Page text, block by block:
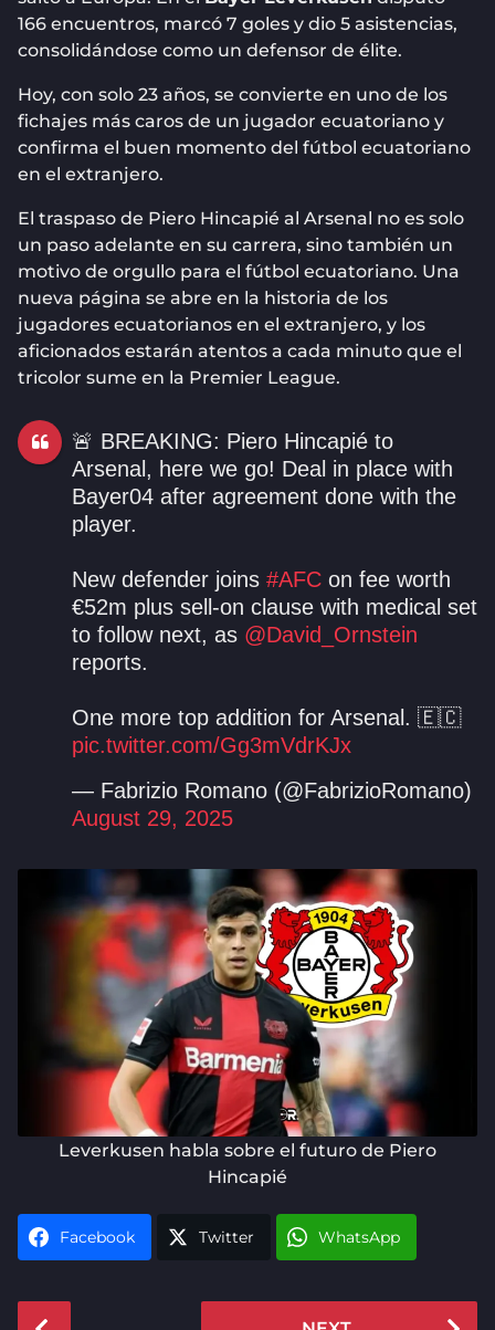
166 encuentros, marcó 7 goles y dio 5 asistencias,
consolidándose como un defensor de élite.
Hoy, con solo 23 años, se convierte en uno de los
fichajes más caros de un jugador ecuatoriano y
confirma el buen momento del fútbol ecuatoriano
en el extranjero.
El traspaso de Piero Hincapié al Arsenal no es solo
un paso adelante en su carrera, sino también un
motivo de orgullo para el fútbol ecuatoriano. Una
nueva página se abre en la historia de los
jugadores ecuatorianos en el extranjero, y los
aficionados estarán atentos a cada minuto que el
tricolor sume en la Premier League.
🚨 BREAKING: Piero Hincapié to
Arsenal, here we go! Deal in place with
Bayer04 after agreement done with the
player.
New defender joins #AFCon fee worth
€52m plus sell-on clause with medical set
to follow next, as @David_Ornstein
reports.
One more top addition for Arsenal. 🇪🇨
pic.twitter.com/Gg3mVdrKJx
— Fabrizio Romano (@FabrizioRomano)
August 29, 2025
Leverkusen habla sobre el futuro de Piero
Hincapié
Facebook Twitter WhatsApp